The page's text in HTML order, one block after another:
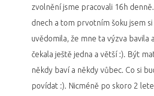
zvolnění jsme pracovali 16h
dnech a tom prvotním šoku jsem si
uvědomila, že mne ta výzva bavila
čekala ještě jedna a větší :). Být
někdy baví a někdy vůbec. Co si
povídat :). Nicméně po skoro 2